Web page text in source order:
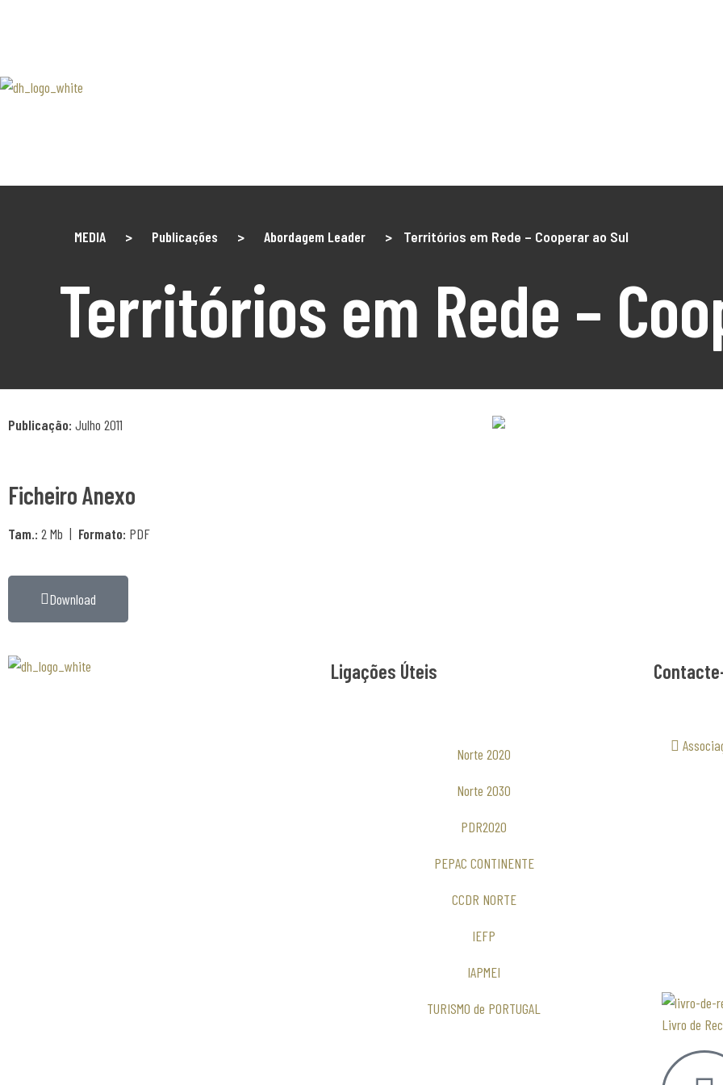
MEDIA > Publicações > Abordagem Leader > Territórios em Rede – Cooperar ao Sul
Territórios em Rede –
Publicação: Julho 2011
Ficheiro Anexo
Tam.: 2 Mb | Formato: PDF
Download
Ligações Úteis
Norte 2020
Norte 2030
PDR2020
PEPAC CONTINENTE
CCDR NORTE
IEFP
IAPMEI
TURISMO de PORTUGAL
Livro de